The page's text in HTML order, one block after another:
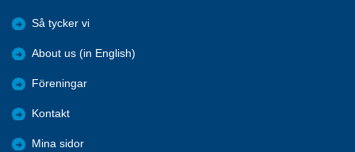
Så tycker vi
About us (in English)
Föreningar
Kontakt
Mina sidor